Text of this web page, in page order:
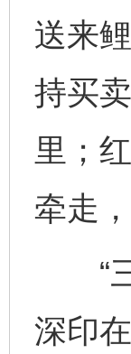
送来
持买
里；
牵走
“三
深印